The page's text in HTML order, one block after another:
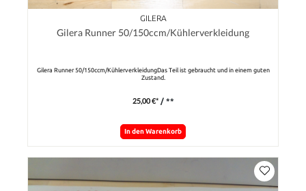
GILERA
Gilera Runner 50/150ccm/Kühlerverkleidung
Gilera Runner 50/150ccm/KühlerverkleidungDas Teil ist gebraucht und in einem guten
Zustand.
25,00 €* / **
In den Warenkorb